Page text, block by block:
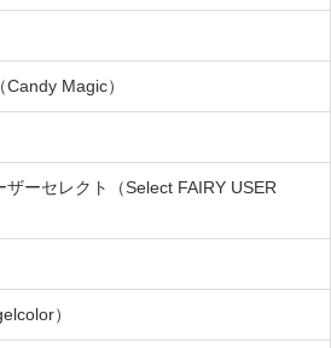
Magic）
ーセレクト（Select FAIRY USER
）